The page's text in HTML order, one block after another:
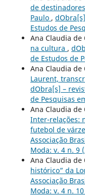
de
Paulo ,
Estudos de
Ana Claudia de
na cultura ,
de Estudos de
Ana Claudia de
Laurent,
dObra[s] –
de Pesquisas
Ana Claudia de
Inter-relações:
futebol de
Associação
Moda: v. 4 n. 9
Ana Claudia de
histórico” da
Associação
Moda: v. 4 n.